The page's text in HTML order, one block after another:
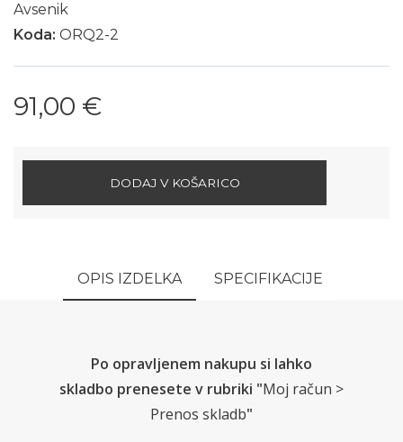
Avsenik
Koda: ORQ2-2
91,00 €
DODAJ V KOŠARICO
OPIS IZDELKA SPECIFIKACIJE
Po opravljenem nakupu si lahko
skladbo prenesete v rubriki "Moj račun >
Prenos skladb"